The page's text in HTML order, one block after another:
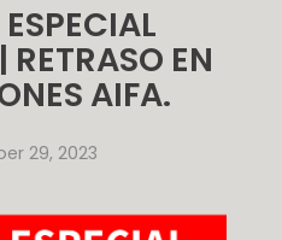
EN
AIFA.
29, 2023